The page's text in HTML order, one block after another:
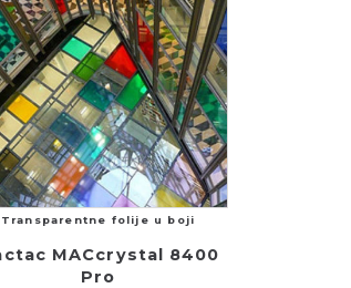
Transparentne folije u boji
MACcrystal 8400
Pro